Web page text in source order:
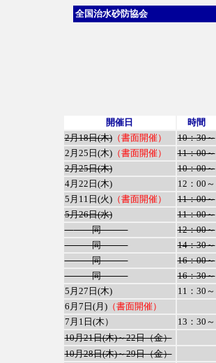
全国治水砂防協会
開催日 時間
2月18日(木)（書面開催） 10：30～
2月25日(木)（書面開催） 11：00～
2月25日(木)
10：00～
4月22日(木)
12：00～
5月11日(火)（書面開催） 11：00～
5月26日(水)
11：00～
同
12：00～
同
14：30～
同
16：00～
同
16：30～
5月27日(木)
11：30～
6月7日 (月)（書面開催）
7月1日(木）
13：30～
10月21日(木)～22日（金）
10月28日(木)～29日（金）